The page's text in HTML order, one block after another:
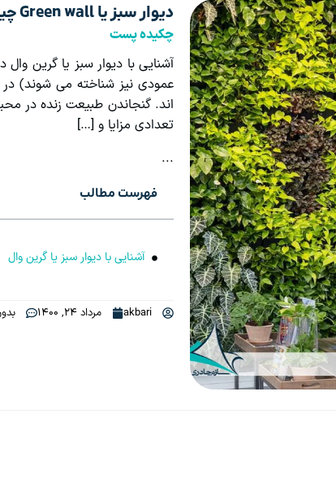
دیوار سبز یا Green wall چیست؟
چکیده پست
آشنایی با دیوار سبز یا گرین وال
عمودی نیز شناخته می شوند)
اند. گنجاندن طبیعت زنده در
تعدادی مزایا و […]
...
فهرست مطالب
آشنایی با دیوار سبز یا گرین وال
akbari مرداد 24, 1400